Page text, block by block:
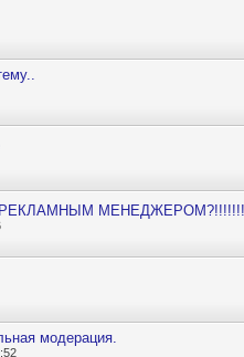
РЕКЛАМНЫМ
модерация.